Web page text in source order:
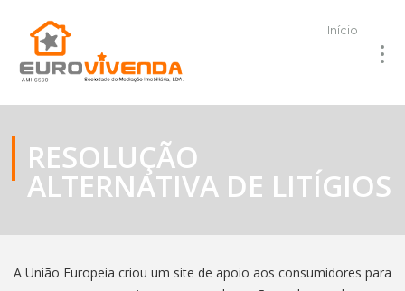
Início
RESOLUÇÃO
ALTERNATIVA DE LITÍGIOS
A União Europeia criou um site de apoio aos consumidores para